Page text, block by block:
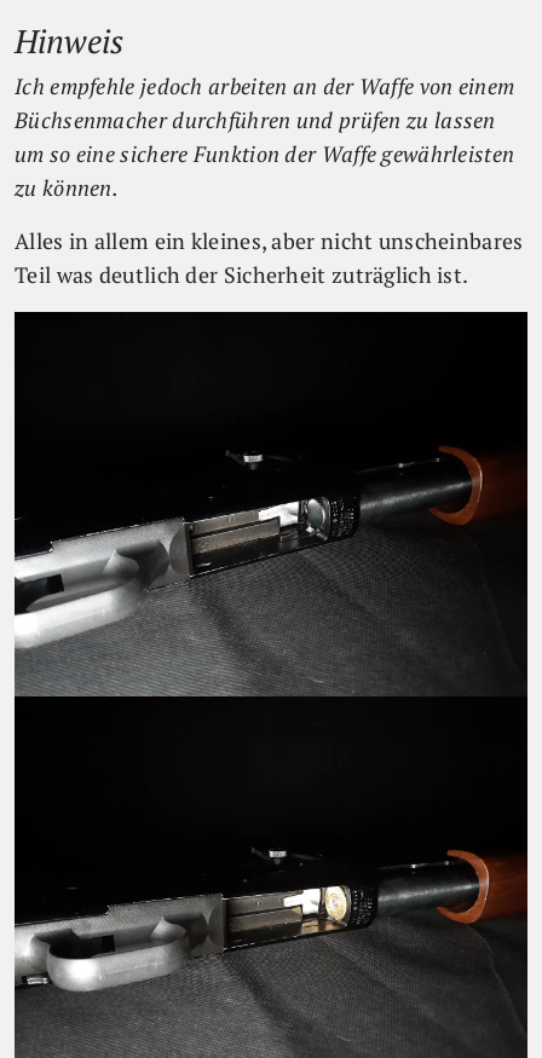
Hinweis
Ich empfehle jedoch arbeiten an der Waffe von einem
Büchsenmacher durchführen und prüfen zu lassen
um so eine sichere Funktion der Waffe gewährleisten
zu können.
Alles in allem ein kleines, aber nicht unscheinbares
Teil was deutlich der Sicherheit zuträglich ist.